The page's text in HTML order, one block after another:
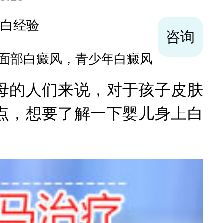
经验
部白癜风，青少年白癜风
咨询
人们来说，对于孩子皮肤
想要了解一下婴儿身上白